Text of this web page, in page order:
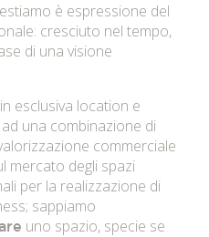
è espressione del
cresciuto nel tempo,
di una visione
esclusiva location e
una combinazione di
commerciale
mercato degli spazi
per la realizzazione di
sappiamo
uno spazio, specie se